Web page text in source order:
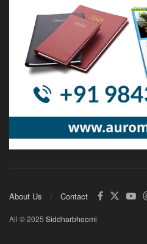
About Us Contact
All © 2025 Siddharbhoomi